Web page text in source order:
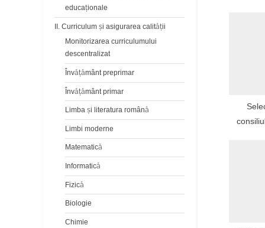
educaţionale
II. Curriculum și asigurarea calității
Monitorizarea curriculumului
descentralizat
Învățământ preprimar
Învățământ primar
Limba şi literatura română
Limbi moderne
Matematică
Informatică
Fizică
Biologie
Chimie